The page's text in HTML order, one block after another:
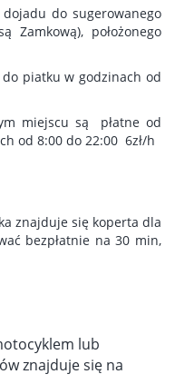
do sugerowanego
Zamkową), położonego
do piatku w godzinach od
miejscu są płatne od
od 8:00 do 22:00 6zł/h
znajduje się koperta dla
bezpłatnie na 30 min,
lub
znajduje się na